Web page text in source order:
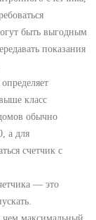
быть выгодным
показания
класс
обычно
а для
счетчик с
― это